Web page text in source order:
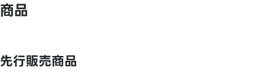
商品
先行販売商品